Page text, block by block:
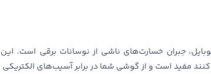
جبران خسارت‌های ناشی از نوسانات برقی است. این
مفید است و از گوشی شما در برابر آسیب‌های